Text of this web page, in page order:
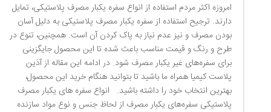
امروزه اکثر مردم استفاده از انواع سفره یکبار مصرف پلاستیکی، تمایل
دارند. ترجیح استفاده از سفره یکبار مصرف پلاستیکی به دلیل آسان
بودن مصرف و نیز عدم نیاز به پاک کردن آن است. همچنین، تنوع در
طرح و رنگ و قیمت مناسب باعث شده تا این محصول جایگزینی
برای سفره‌های غیر یکبار مصرف شود. در ادامه این مقاله از آذین
پلاست کیمیا همراه ما باشید تا بتوانید هنگام خرید این محصول،
بهترین انتخاب خود را داشته باشید. انواع سفره های یکبار مصرف
پلاستیکی سفره‌های یکبار مصرف از لحاظ جنس و نوع مواد سازنده